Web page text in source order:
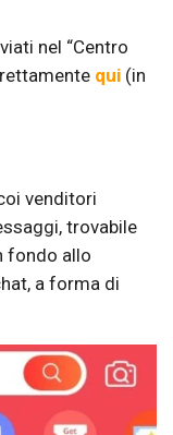
nel “Centro
qui (in
venditori
trovabile
fondo allo
a forma di